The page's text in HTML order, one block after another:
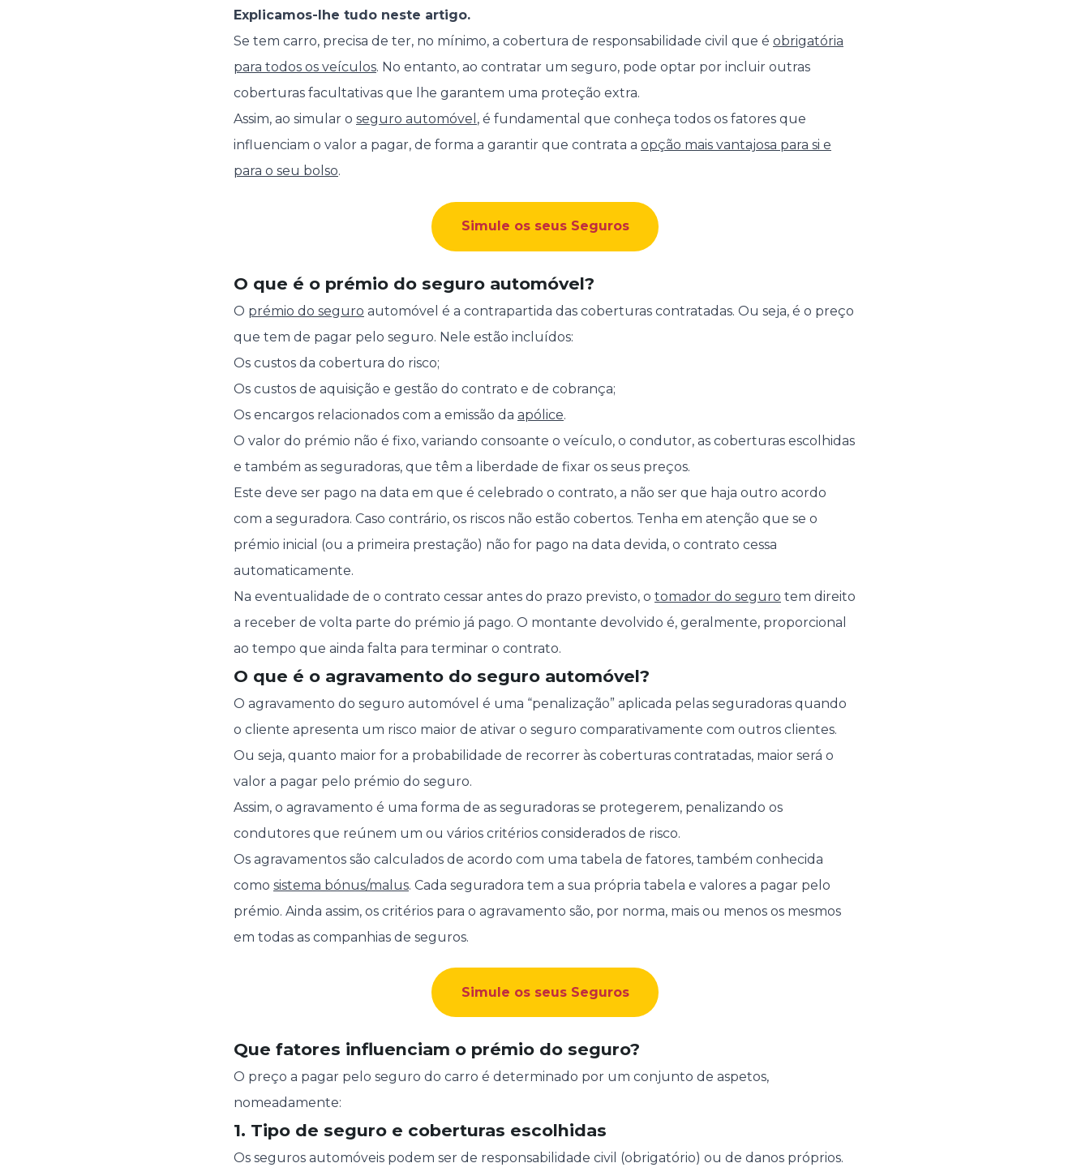
Explicamos-lhe tudo neste artigo.
Se tem carro, precisa de ter, no mínimo, a cobertura de responsabilidade civil que é obrigatória
para todos os veículos. No entanto, ao contratar um seguro, pode optar por incluir outras
coberturas facultativas que lhe garantem uma proteção extra.
Assim, ao simular o seguro automóvel , é fundamental que conheça todos os fatores que
influenciam o valor a pagar, de forma a garantir que contrata a opção mais vantajosa para si e
para o seu bolso.
Simule os seus Seguros
O que é o prémio do seguro automóvel?
O prémio do seguro automóvel é a contrapartida das coberturas contratadas. Ou seja, é o preço
que tem de pagar pelo seguro. Nele estão incluídos:
Os custos da cobertura do risco;
Os custos de aquisição e gestão do contrato e de cobrança;
Os encargos relacionados com a emissão da apólice.
O valor do prémio não é fixo, variando consoante o veículo, o condutor, as coberturas escolhidas
e também as seguradoras, que têm a liberdade de fixar os seus preços.
Este deve ser pago na data em que é celebrado o contrato, a não ser que haja outro acordo
com a seguradora. Caso contrário, os riscos não estão cobertos. Tenha em atenção que se o
prémio inicial (ou a primeira prestação) não for pago na data devida, o contrato cessa
automaticamente.
Na eventualidade de o contrato cessar antes do prazo previsto, o tomador do seguro tem direito
a receber de volta parte do prémio já pago. O montante devolvido é, geralmente, proporcional
ao tempo que ainda falta para terminar o contrato.
O que é o agravamento do seguro automóvel?
O agravamento do seguro automóvel é uma “penalização” aplicada pelas seguradoras quando
o cliente apresenta um risco maior de ativar o seguro comparativamente com outros clientes.
Ou seja, quanto maior for a probabilidade de recorrer às coberturas contratadas, maior será o
valor a pagar pelo prémio do seguro.
Assim, o agravamento é uma forma de as seguradoras se protegerem, penalizando os
condutores que reúnem um ou vários critérios considerados de risco.
Os agravamentos são calculados de acordo com uma tabela de fatores, também conhecida
como sistema bónus/malus. Cada seguradora tem a sua própria tabela e valores a pagar pelo
prémio. Ainda assim, os critérios para o agravamento são, por norma, mais ou menos os mesmos
em todas as companhias de seguros.
Simule os seus Seguros
Que fatores influenciam o prémio do seguro?
O preço a pagar pelo seguro do carro é determinado por um conjunto de aspetos,
nomeadamente:
1. Tipo de seguro e coberturas escolhidas
Os seguros automóveis podem ser de responsabilidade civil (obrigatório) ou de danos próprios.